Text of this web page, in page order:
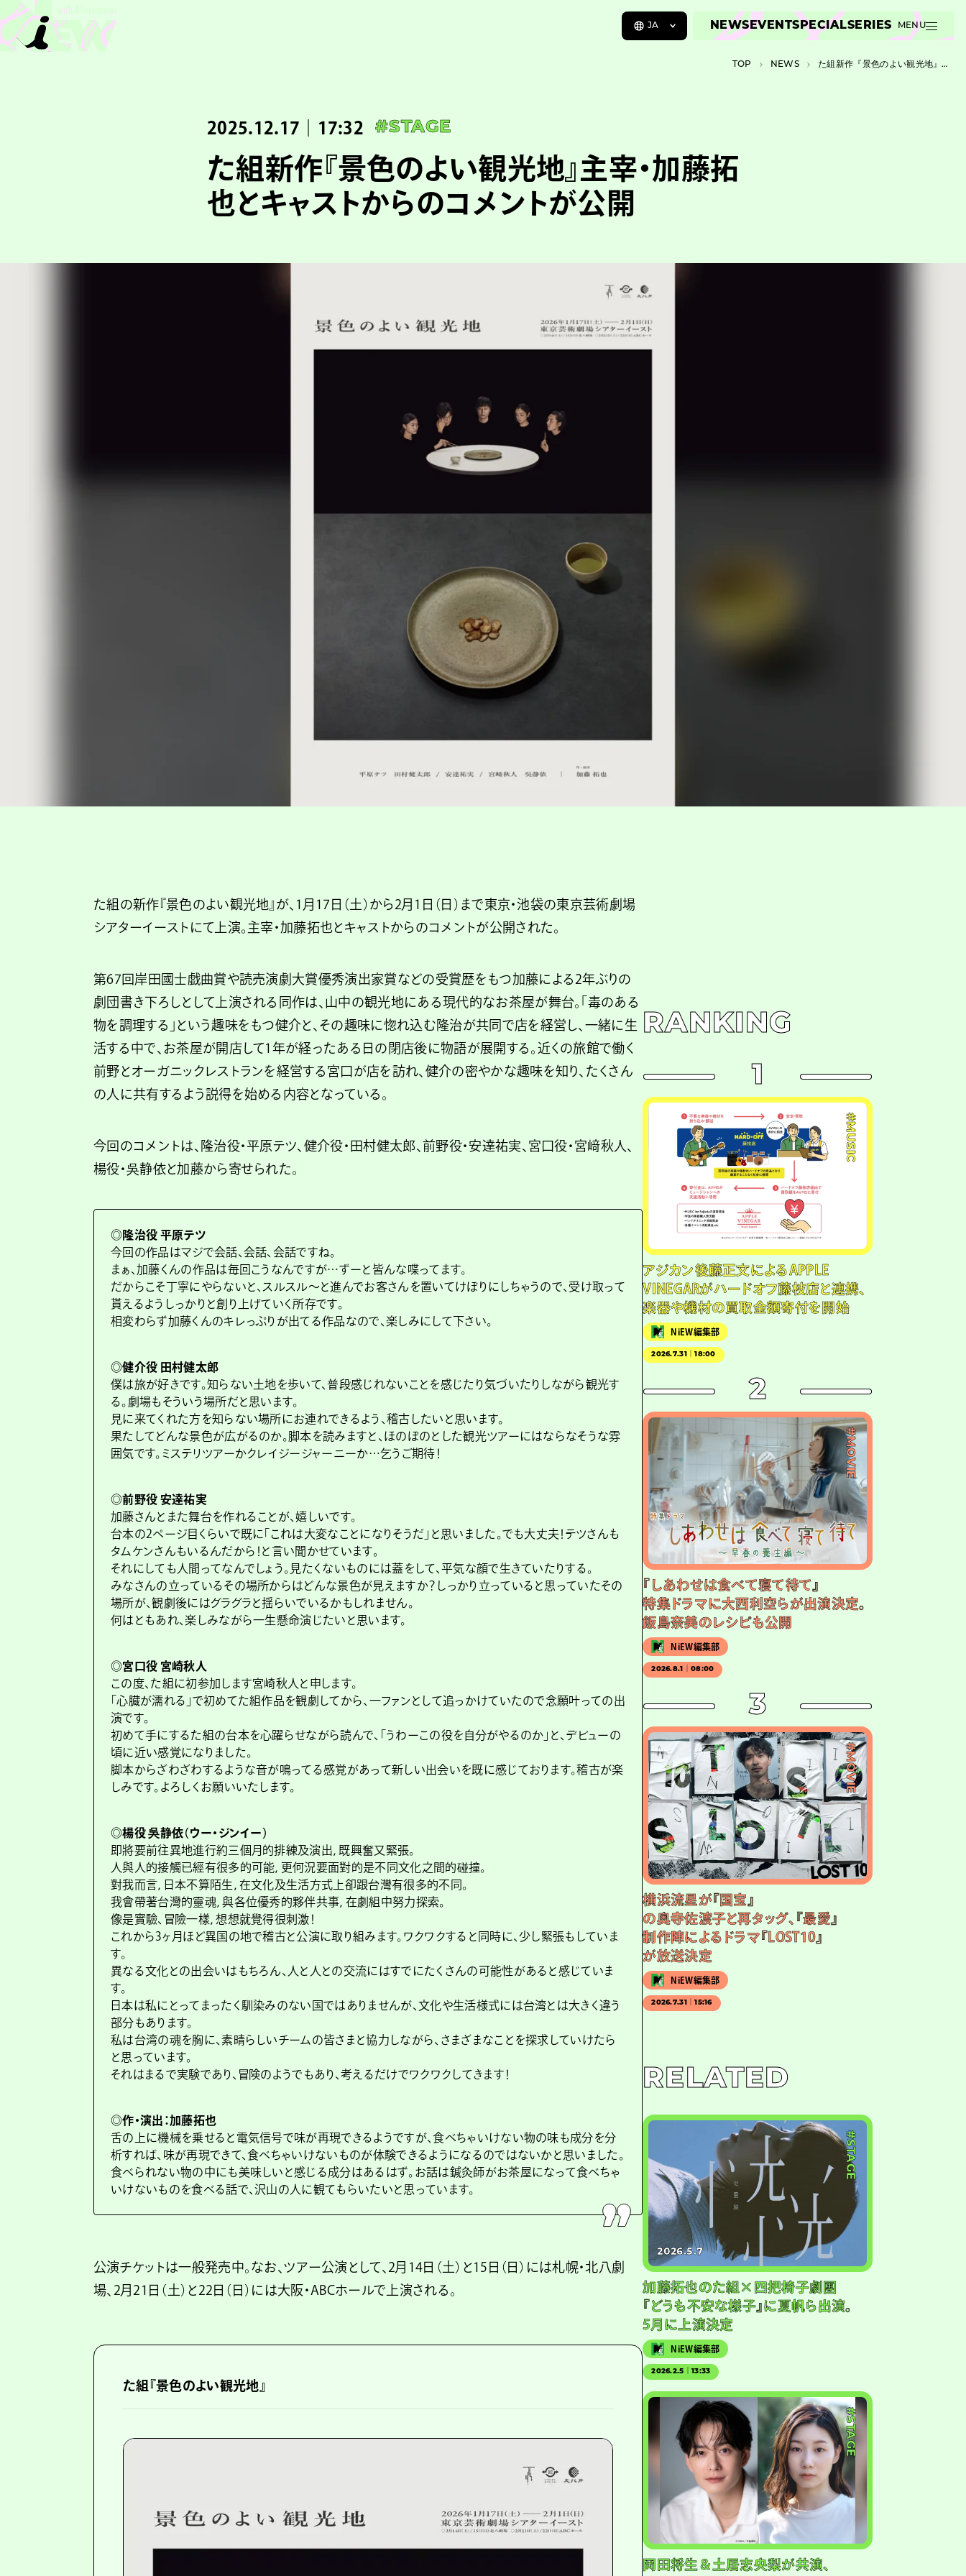
JA NEWS EVENTSPECIALSERIES MENU
TOP NEWS た組新作『景色のよい観光地』主宰・加藤拓也とキャストからのコメントが公開
2025.12.17｜17:32 #STAGE
た組新作『景色のよい観光地』主宰・加藤拓
也とキャストからのコメントが公開
た組の新作『景色のよい観光地』が、1月17日（土）から2月1日（日）まで東京・池袋の東京芸術劇場
シアターイーストにて上演。主宰・加藤拓也とキャストからのコメントが公開された。
第67回岸田國士戯曲賞や読売演劇大賞優秀演出家賞などの受賞歴をもつ加藤による2年ぶりの
劇団書き下ろしとして上演される同作は、山中の観光地にある現代的なお茶屋が舞台。「毒のある
物を調理する」という趣味をもつ健介と、その趣味に惚れ込む隆治が共同で店を経営し、一緒に生
活する中で、お茶屋が開店して1年が経ったある日の閉店後に物語が展開する。近くの旅館で働く
前野とオーガニックレストランを経営する宮口が店を訪れ、健介の密やかな趣味を知り、たくさん
の人に共有するよう説得を始める内容となっている。
今回のコメントは、隆治役・平原テツ、健介役・田村健太郎、前野役・安達祐実、宮口役・宮﨑秋人、
楊役・吳静依と加藤から寄せられた。
◎隆治役 平原テツ
今回の作品はマジで会話、会話、会話ですね。
まぁ、加藤くんの作品は毎回こうなんですが…ずーと皆んな喋ってます。
だからこそ丁寧にやらないと、スルスル〜と進んでお客さんを置いてけぼりにしちゃうので、受け取って
貰えるようしっかりと創り上げていく所存です。
相変わらず加藤くんのキレっぷりが出てる作品なので、楽しみにして下さい。
◎健介役 田村健太郎
僕は旅が好きです。知らない土地を歩いて、普段感じれないことを感じたり気づいたりしながら観光す
る。劇場もそういう場所だと思います。
見に来てくれた方を知らない場所にお連れできるよう、稽古したいと思います。
果たしてどんな景色が広がるのか。脚本を読みますと、ほのぼのとした観光ツアーにはならなそうな雰
囲気です。ミステリツアーかクレイジージャーニーか…乞うご期待！
◎前野役 安達祐実
加藤さんとまた舞台を作れることが、嬉しいです。
台本の2ページ目くらいで既に「これは大変なことになりそうだ」と思いました。でも大丈夫！テツさんも
タムケンさんもいるんだから！と言い聞かせています。
それにしても人間ってなんでしょう。見たくないものには蓋をして、平気な顔で生きていたりする。
みなさんの立っているその場所からはどんな景色が見えますか？しっかり立っていると思っていたその
場所が、観劇後にはグラグラと揺らいでいるかもしれません。
何はともあれ、楽しみながら一生懸命演じたいと思います。
◎宮口役 宮崎秋人
この度、た組に初参加します宮崎秋人と申します。
「心臓が濡れる」で初めてた組作品を観劇してから、一ファンとして追っかけていたので念願叶っての出
演です。
初めて手にするた組の台本を心躍らせながら読んで、「うわーこの役を自分がやるのか」と、デビューの
頃に近い感覚になりました。
脚本からざわざわするような音が鳴ってる感覚があって新しい出会いを既に感じております。稽古が楽
しみです。よろしくお願いいたします。
◎楊役 吳静依（ウー・ジンイー）
即將要前往異地進行約三個月的排練及演出，既興奮又緊張。
人與人的接觸已經有很多的可能，更何況要面對的是不同文化之間的碰撞。
對我而言，日本不算陌生，在文化及生活方式上卻跟台灣有很多的不同。
我會帶著台灣的靈魂，與各位優秀的夥伴共事，在劇組中努力探索。
像是實驗、冒險一樣，想想就覺得很刺激！
これから3ヶ月ほど異国の地で稽古と公演に取り組みます。ワクワクすると同時に、少し緊張もしていま
す。
異なる文化との出会いはもちろん、人と人との交流にはすでにたくさんの可能性があると感じていま
す。
日本は私にとってまったく馴染みのない国ではありませんが、文化や生活様式には台湾とは大きく違う
部分もあります。
私は台湾の魂を胸に、素晴らしいチームの皆さまと協力しながら、さまざまなことを探求していけたら
と思っています。
それはまるで実験であり、冒険のようでもあり、考えるだけでワクワクしてきます！
◎作・演出：加藤拓也
舌の上に機械を乗せると電気信号で味が再現できるようですが、食べちゃいけない物の味も成分を分
析すれば、味が再現できて、食べちゃいけないものが体験できるようになるのではないかと思いました。
食べられない物の中にも美味しいと感じる成分はあるはず。お話は鍼灸師がお茶屋になって食べちゃ
いけないものを食べる話で、沢山の人に観てもらいたいと思っています。
公演チケットは一般発売中。なお、ツアー公演として、2月14日（土）と15日（日）には札幌・北八劇
場、2月21日（土）と22日（日）には大阪・ABCホールで上演される。
た組『景色のよい観光地』
RANKING
1
#MUSIC
アジカン後藤正文によるAPPLE
VINEGARがハードオフ藤枝店と連携、
楽器や機材の買取金額寄付を開始
NiEW編集部
2026.7.31｜18:00
2
#MOVIE
『しあわせは食べて寝て待て』
特集ドラマに大西利空らが出演決定。
飯島奈美のレシピも公開
NiEW編集部
2026.8.1｜08:00
3
#MOVIE
横浜流星が『国宝』
の奥寺佐渡子と再タッグ、『最愛』
制作陣によるドラマ『LOST10』
が放送決定
NiEW編集部
2026.7.31｜15:16
RELATED
#STAGE
2026.5.7
加藤拓也のた組×四把椅子劇團
『どうも不安な様子』に夏帆ら出演。
5月に上演決定
NiEW編集部
2026.2.5｜13:33
#STAGE
岡田将生＆土居志央梨が共演、